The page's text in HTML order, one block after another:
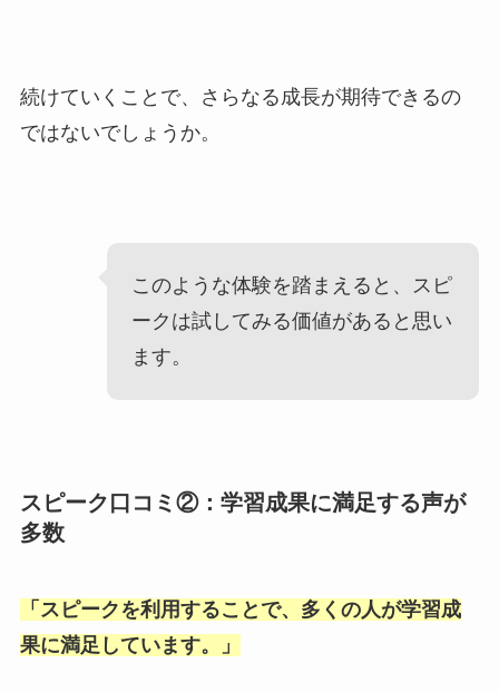
続けていくことで、さらなる成長が期待できるの
ではないでしょうか。
このような体験を踏まえると、スピ
ークは試してみる価値があると思い
ます。
スピーク口コミ②：学習成果に満足する声が
多数
「 スピークを利用することで、多くの人が学習成
果に満足しています。
」